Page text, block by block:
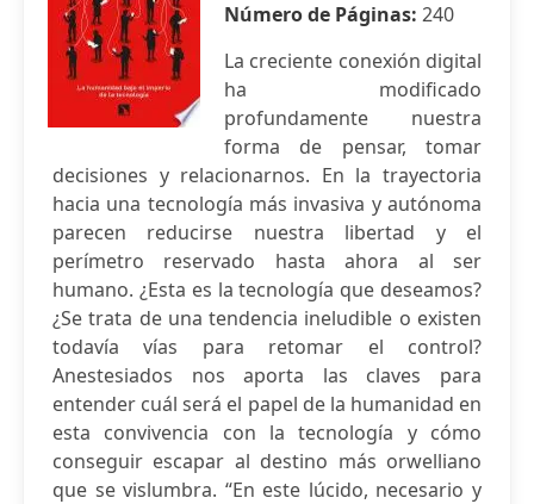
Número de Páginas: 240
La creciente conexión digital
ha modificado
profundamente nuestra
forma de pensar, tomar
decisiones y relacionarnos. En la trayectoria
hacia una tecnología más invasiva y autónoma
parecen reducirse nuestra libertad y el
perímetro reservado hasta ahora al ser
humano. ¿Esta es la tecnología que deseamos?
¿Se trata de una tendencia ineludible o existen
todavía vías para retomar el control?
Anestesiados nos aporta las claves para
entender cuál será el papel de la humanidad en
esta convivencia con la tecnología y cómo
conseguir escapar al destino más orwelliano
que se vislumbra. “En este lúcido, necesario y